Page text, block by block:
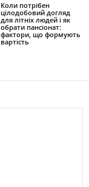
Коли потрібен
цілодобовий догляд
для літніх людей і як
обрати пансіонат:
фактори, що формують
вартість